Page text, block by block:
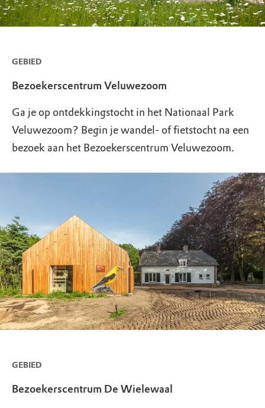
GEBIED
Bezoekerscentrum Veluwezoom
Ga je op ontdekkingstocht in het Nationaal Park
Veluwezoom? Begin je wandel- of fietstocht na een
bezoek aan het Bezoekerscentrum Veluwezoom.
GEBIED
Bezoekerscentrum De Wielewaal